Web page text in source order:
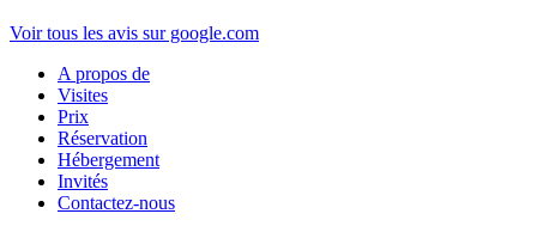
Voir tous les avis sur google.com
A propos de
Visites
Prix
Réservation
Hébergement
Invités
Contactez-nous